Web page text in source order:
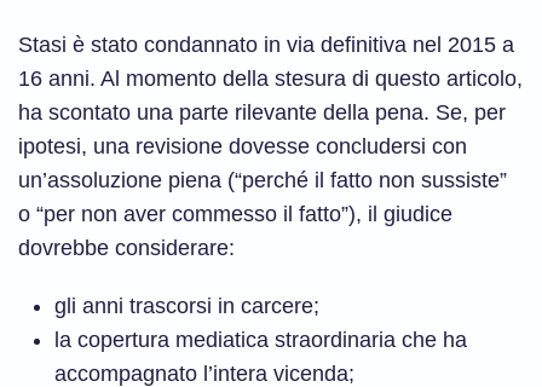
Stasi è stato condannato in via definitiva nel 2015 a
16 anni. Al momento della stesura di questo articolo,
ha scontato una parte rilevante della pena. Se, per
ipotesi, una revisione dovesse concludersi con
un’assoluzione piena (“perché il fatto non sussiste”
o “per non aver commesso il fatto”), il giudice
dovrebbe considerare:
gli anni trascorsi in carcere;
la copertura mediatica straordinaria che ha
accompagnato l’intera vicenda;